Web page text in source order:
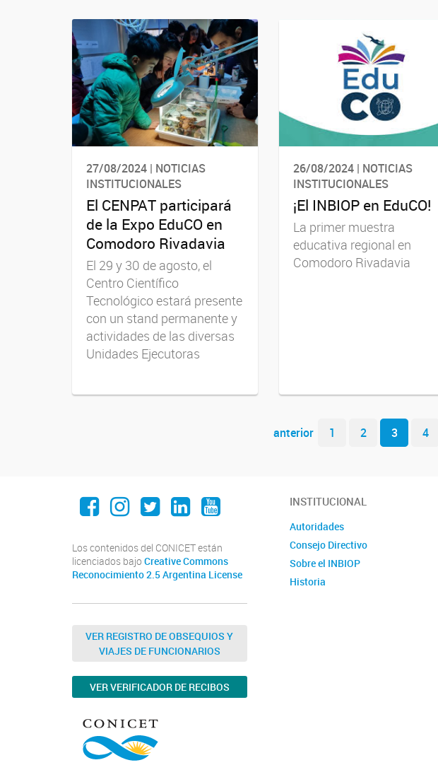
27/08/2024 | NOTICIAS
INSTITUCIONALES
El CENPAT participará
de la Expo EduCO en
Comodoro Rivadavia
El 29 y 30 de agosto, el
Centro Científico
Tecnológico estará presente
con un stand permanente y
actividades de las diversas
Unidades Ejecutoras
26/08/2024 | NOTICIAS
INSTITUCIONALES
¡El INBIOP en EduCO!
La primer muestra
educativa regional en
Comodoro Rivadavia
Navegador de artículos
anterior 1 2 3 4
Facebook
Instagram
twitter
linkedinYouTube
TikTok
Los contenidos del CONICET están
licenciados bajo Creative Commons
Reconocimiento 2.5 Argentina License
VER REGISTRO DE OBSEQUIOS Y
VIAJES DE FUNCIONARIOS
VER VERIFICADOR DE RECIBOS
INSTITUCIONAL
Autoridades
Consejo Directivo
Sobre el INBIOP
Historia